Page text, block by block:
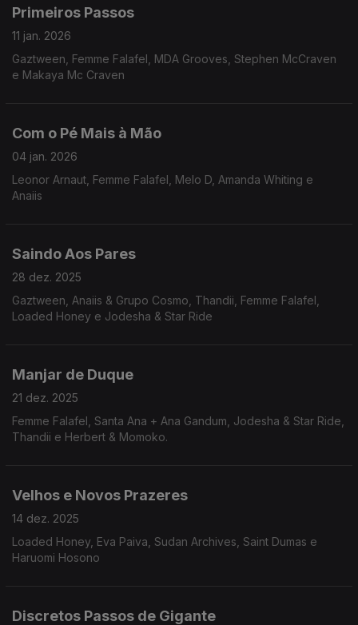
Primeiros Passos
11 jan. 2026
Gaztween, Femme Falafel, MDA Grooves, Stephen McCraven
e Makaya Mc Craven
Com o Pé Mais à Mão
04 jan. 2026
Leonor Arnaut, Femme Falafel, Melo D, Amanda Whiting e
Anaiis
Saindo Aos Pares
28 dez. 2025
Gaztween, Anaiis & Grupo Cosmo, Thandii, Femme Falafel,
Loaded Honey e Jodesha & Star Ride
Manjar de Duque
21 dez. 2025
Femme Falafel, Santa Ana + Ana Gandum, Jodesha & Star Ride,
Thandii e Herbert & Momoko.
Velhos e Novos Prazeres
14 dez. 2025
Loaded Honey, Eva Paiva, Sudan Archives, Saint Dumas e
Haruomi Hosono
Discretos Passos de Gigante